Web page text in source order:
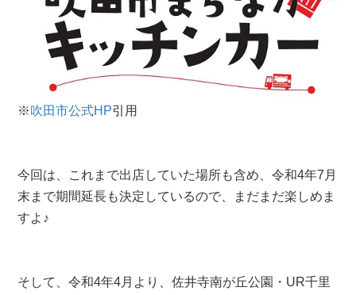
※吹田市公式HP引用
今回は、これまで出店していた場所も含め、令和4年7月
末まで期間延長も決定しているので、まだまだ楽しめま
すよ♪
そして、令和4年4月より、佐井寺南が丘公園・UR千里